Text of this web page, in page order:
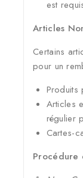
est
Articles
Certains
pour un
Produits
Articles
régulier
Cartes-
Procédure